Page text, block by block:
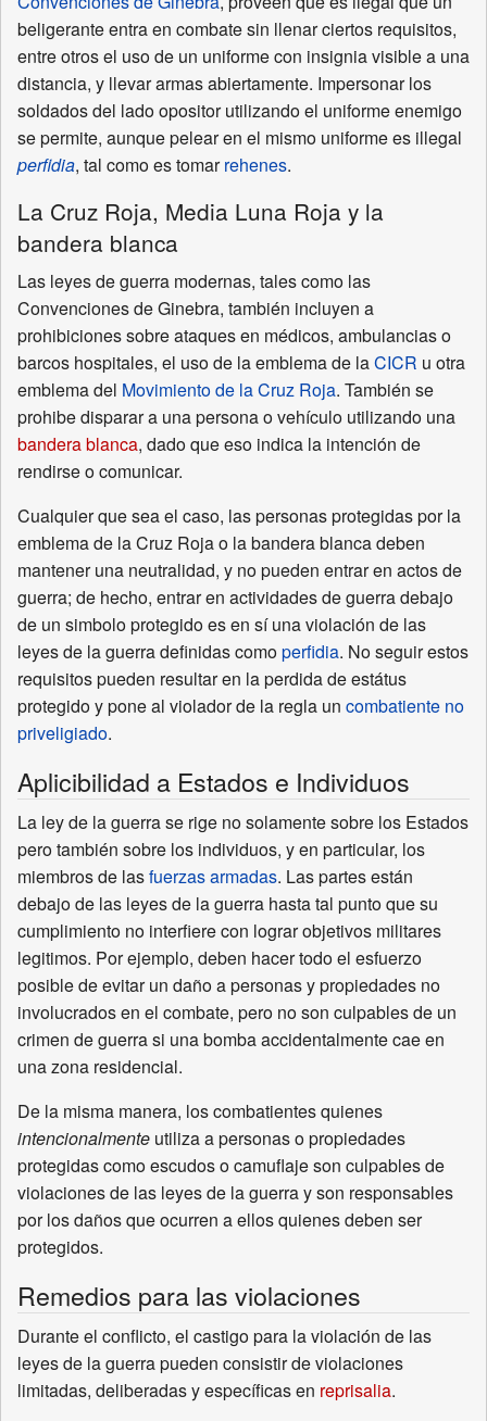
beligerante entra en combate sin llenar ciertos requisitos,
entre otros el uso de un uniforme con insignia visible a una
distancia, y llevar armas abiertamente. Impersonar los
soldados del lado opositor utilizando el uniforme enemigo
se permite, aunque pelear en el mismo uniforme es illegal
perfidia, tal como es tomarrehenes.
La Cruz Roja, Media Luna Roja y la
bandera blanca
Las leyes de guerra modernas, tales como las
Convenciones de Ginebra, también incluyen a
prohibiciones sobre ataques en médicos, ambulancias o
barcos hospitales, el uso de la emblema de laCICR u otra
emblema del Movimiento de la Cruz Roja. También se
prohibe disparar a una persona o vehículo utilizando una
bandera blanca, dado que eso indica la intención de
rendirse o comunicar.
Cualquier que sea el caso, las personas protegidas por la
emblema de la Cruz Roja o la bandera blanca deben
mantener una neutralidad, y no pueden entrar en actos de
guerra; de hecho, entrar en actividades de guerra debajo
de un simbolo protegido es en sí una violación de las
leyes de la guerra definidas comoperfidia. No seguir estos
requisitos pueden resultar en la perdida de estátus
protegido y pone al violador de la regla un combatiente no
priveligiado.
Aplicibilidad a Estados e Individuos
La ley de la guerra se rige no solamente sobre los Estados
pero también sobre los individuos, y en particular, los
miembros de lasfuerzas armadas. Las partes están
debajo de las leyes de la guerra hasta tal punto que su
cumplimiento no interfiere con lograr objetivos militares
legitimos. Por ejemplo, deben hacer todo el esfuerzo
posible de evitar un daño a personas y propiedades no
involucrados en el combate, pero no son culpables de un
crimen de guerra si una bomba accidentalmente cae en
una zona residencial.
De la misma manera, los combatientes quienes
intencionalmente utiliza a personas o propiedades
protegidas como escudos o camuflaje son culpables de
violaciones de las leyes de la guerra y son responsables
por los daños que ocurren a ellos quienes deben ser
protegidos.
Remedios para las violaciones
Durante el conflicto, el castigo para la violación de las
leyes de la guerra pueden consistir de violaciones
limitadas, deliberadas y específicas en reprisalia.